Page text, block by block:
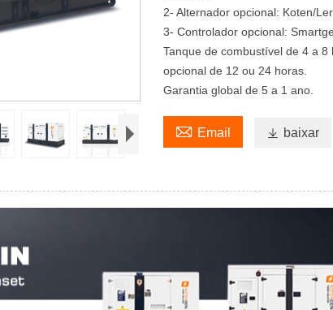
2- Alternador opcional: Koten/
3- Controlador opcional:
Tanque de combustível de 4 a
opcional de 12 ou 24 horas.
Garantia global de 5 a 1 ano.
 Email  baixar